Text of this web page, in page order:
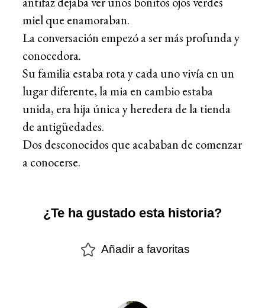
miel que enamoraban.
La conversación empezó a ser más profunda y
conocedora.
Su familia estaba rota y cada uno vivía en un
lugar diferente, la mia en cambio estaba
unida, era hija única y heredera de la tienda
de antigüedades.
Dos desconocidos que acababan de comenzar
a conocerse.
¿Te ha gustado esta historia?
Añadir a favoritas